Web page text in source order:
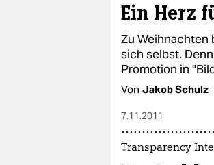
Ein Herz
Zu Weihnachten
sich selbst.
Promotion in
Von Jakob Schulz
7.11.2011
Transparency